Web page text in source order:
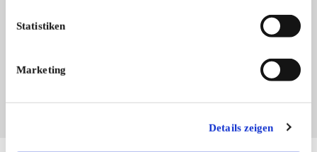
Statistiken
Marketing
Details zeigen
Sie vertreten dieses Unternehmen? Übernehmen Sie